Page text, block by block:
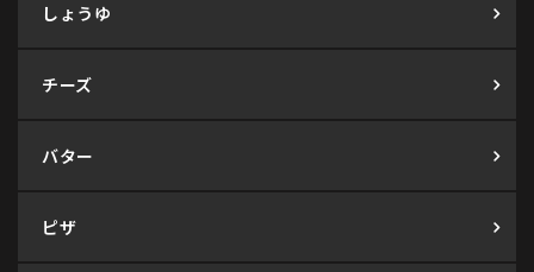
しょうゆ
チーズ
バター
ピザ